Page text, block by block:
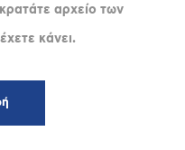
αρχείο των
κάνει.